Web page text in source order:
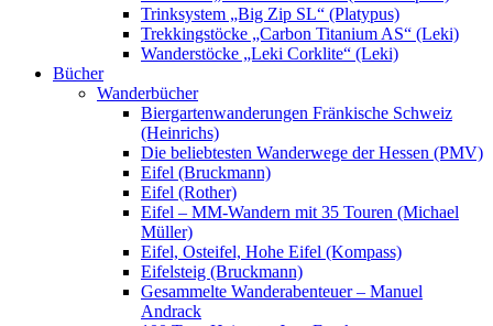
Trinksystem „Big Zip SL“ (Platypus)
Trekkingstöcke „Carbon Titanium AS“ (Leki)
Wanderstöcke „Leki Corklite“ (Leki)
Bücher
Wanderbücher
Biergartenwanderungen Fränkische Schweiz
(Heinrichs)
Die beliebtesten Wanderwege der Hessen (PMV)
Eifel (Bruckmann)
Eifel (Rother)
Eifel – MM-Wandern mit 35 Touren (Michael
Müller)
Eifel, Osteifel, Hohe Eifel (Kompass)
Eifelsteig (Bruckmann)
Gesammelte Wanderabenteuer – Manuel
Andrack